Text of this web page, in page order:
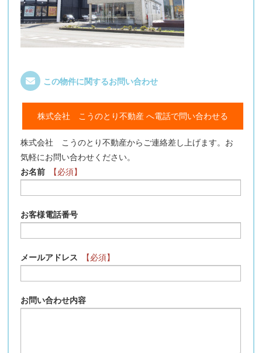
この物件に関するお問い合わせ
株式会社 こうのとり不動産 へ電話で問い合わせる
株式会社 こうのとり不動産からご連絡差し上げます。お
気軽にお問い合わせください。
お名前
【必須】
お客様電話番号
メールアドレス 【必須】
お問い合わせ内容